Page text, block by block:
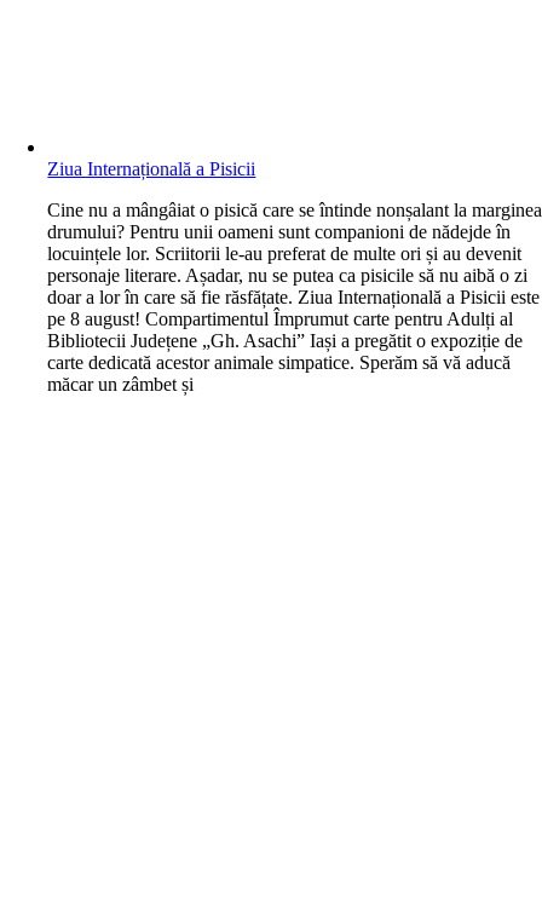
Ziua Internațională a Pisicii
Cine nu a mângâiat o pisică care se întinde nonșalant la marginea
drumului? Pentru unii oameni sunt companioni de nădejde în
locuințele lor. Scriitorii le-au preferat de multe ori și au devenit
personaje literare. Așadar, nu se putea ca pisicile să nu aibă o zi
doar a lor în care să fie răsfățate. Ziua Internațională a Pisicii este
pe 8 august! Compartimentul Împrumut carte pentru Adulți al
Bibliotecii Județene „Gh. Asachi” Iași a pregătit o expoziție de
carte dedicată acestor animale simpatice. Sperăm să vă aducă
măcar un zâmbet și